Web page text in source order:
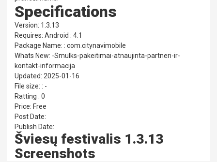
Specifications
Version: 1.3.13
Requires: Android : 4.1
Package Name: : com.citynavimobile
Whats New: -Smulks-pakeitimai-atnaujinta-partneri-ir-
kontakt-informacija
Updated: 2025-01-16
File size: : -
Ratting : 0
Price: Free
Post Date:
Publish Date:
Šviesų festivalis 1.3.13
Screenshots